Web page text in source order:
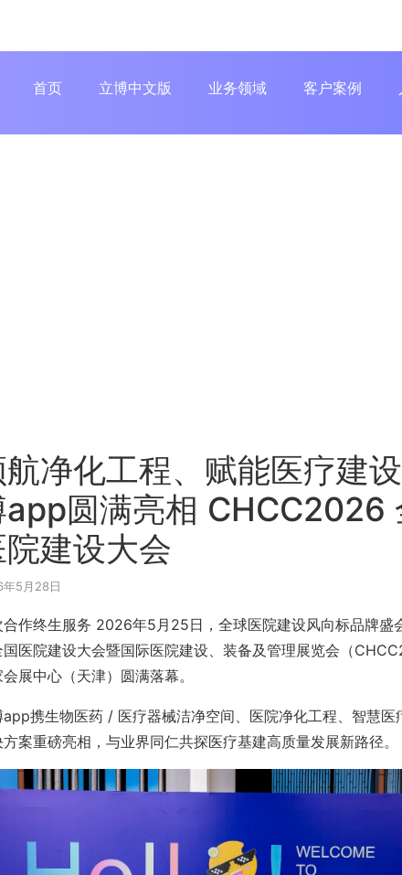
首页 立博中文版 业务领域 客户案例
净化工程、赋能医疗建
app圆满亮相 CHCC2026
院建设大会
5月28日
合作终生服务 2026年5月25日，全球医院建设风向标品牌
国医院建设大会暨国际医院建设、装备及管理展览会（
展中心（天津）圆满落幕。
app携生物医药 / 医疗器械洁净空间、医院净化工程、智慧医
案重磅亮相，与业界同仁共探医疗基建高质量发展新路径。